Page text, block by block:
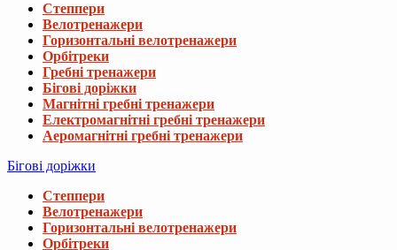
Степпери
Велотренажери
Горизонтальні велотренажери
Орбітреки
Гребні тренажери
Бігові доріжки
Магнітні гребні тренажери
Електромагнітні гребні тренажери
Аеромагнітні гребні тренажери
Бігові доріжки
Степпери
Велотренажери
Горизонтальні велотренажери
Орбітреки